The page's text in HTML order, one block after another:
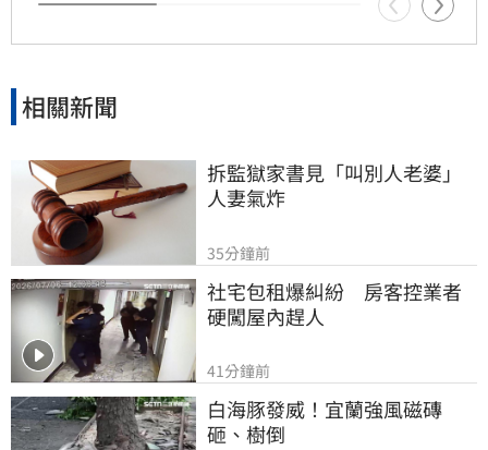
相關新聞
拆監獄家書見「叫別人老婆」
人妻氣炸
35分鐘前
社宅包租爆糾紛　房客控業者
硬闖屋內趕人
41分鐘前
白海豚發威！宜蘭強風磁磚
砸、樹倒